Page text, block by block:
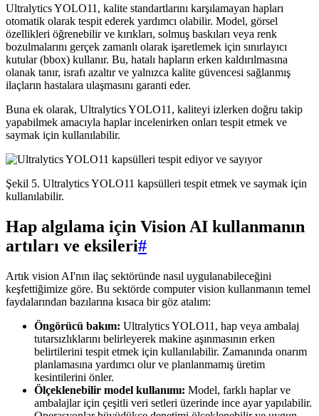
Ultralytics YOLO11, kalite standartlarını karşılamayan hapları
otomatik olarak tespit ederek yardımcı olabilir. Model, görsel
özellikleri öğrenebilir ve kırıkları, solmuş baskıları veya renk
bozulmalarını gerçek zamanlı olarak işaretlemek için sınırlayıcı
kutular (bbox) kullanır. Bu, hatalı hapların erken kaldırılmasına
olanak tanır, israfı azaltır ve yalnızca kalite güvencesi sağlanmış
ilaçların hastalara ulaşmasını garanti eder.
Buna ek olarak, Ultralytics YOLO11, kaliteyi izlerken doğru takip
yapabilmek amacıyla haplar incelenirken onları tespit etmek ve
saymak için kullanılabilir.
Şekil 5. Ultralytics YOLO11 kapsülleri tespit etmek ve saymak için
kullanılabilir.
Hap algılama için Vision AI kullanmanın
artıları ve eksileri#
Artık vision AI'nın ilaç sektöründe nasıl uygulanabileceğini
keşfettiğimize göre. Bu sektörde computer vision kullanmanın temel
faydalarından bazılarına kısaca bir göz atalım:
Öngörücü bakım: Ultralytics YOLO11, hap veya ambalaj
tutarsızlıklarını belirleyerek makine aşınmasının erken
belirtilerini tespit etmek için kullanılabilir. Zamanında onarım
planlamasına yardımcı olur ve planlanmamış üretim
kesintilerini önler.
Ölçeklenebilir model kullanımı: Model, farklı haplar ve
ambalajlar için çeşitli veri setleri üzerinde ince ayar yapılabilir.